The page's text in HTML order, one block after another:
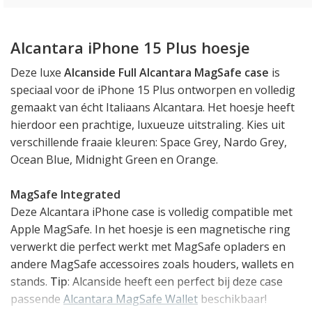
Alcantara iPhone 15 Plus hoesje
Deze luxe Alcanside Full Alcantara MagSafe case is
speciaal voor de iPhone 15 Plus ontworpen en volledig
gemaakt van écht Italiaans Alcantara. Het hoesje heeft
hierdoor een prachtige, luxueuze uitstraling. Kies uit
verschillende fraaie kleuren: Space Grey, Nardo Grey,
Ocean Blue, Midnight Green en Orange.
MagSafe Integrated
Deze Alcantara iPhone case is volledig compatible met
Apple MagSafe. In het hoesje is een magnetische ring
verwerkt die perfect werkt met MagSafe opladers en
andere MagSafe accessoires zoals houders, wallets en
stands. Tip: Alcanside heeft een perfect bij deze case
passende Alcantara MagSafe Wallet beschikbaar!